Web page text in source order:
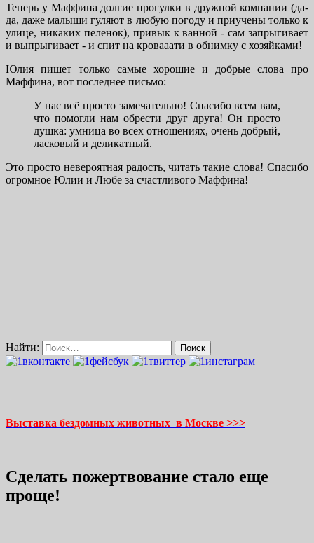
Теперь у Маффина долгие прогулки в дружной компании (да-
да, даже малыши гуляют в любую погоду и приучены только к
улице, никаких пеленок), привык к ванной - сам запрыгивает
и выпрыгивает - и спит на кровааати в обнимку с хозяйками!
Юлия пишет только самые хорошие и добрые слова про
Маффина, вот последнее письмо:
У нас всё просто замечательно! Спасибо всем вам,
что помогли нам обрести друг друга! Он просто
душка: умница во всех отношениях, очень добрый,
ласковый и деликатный.
Это просто невероятная радость, читать такие слова! Спасибо
огромное Юлии и Любе за счастливого Маффина!
Найти:
Выставка бездомных животных в Москве >>>
Сделать пожертвование стало еще
проще!